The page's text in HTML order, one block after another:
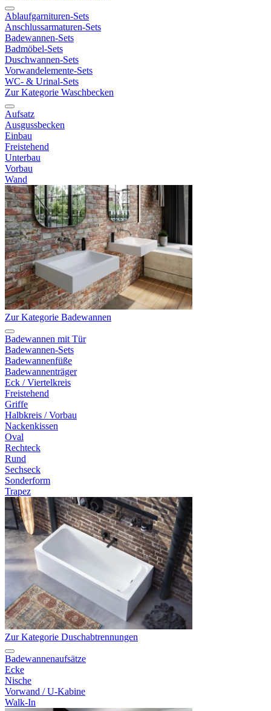
Ablaufgarnituren-Sets
Anschlussarmaturen-Sets
Badewannen-Sets
Badmöbel-Sets
Duschwannen-Sets
Vorwandelemente-Sets
WC- & Urinal-Sets
Zur Kategorie Waschbecken
Aufsatz
Ausgussbecken
Einbau
Freistehend
Unterbau
Vorbau
Wand
Zur Kategorie Badewannen
Badewannen mit Tür
Badewannen-Sets
Badewannenfüße
Badewannenträger
Eck / Viertelkreis
Freistehend
Griffe
Halbkreis / Vorbau
Nackenkissen
Oval
Rechteck
Rund
Sechseck
Sonderform
Trapez
Zur Kategorie Duschabtrennungen
Badewannenaufsätze
Ecke
Nische
Vorwand / U-Kabine
Walk-In